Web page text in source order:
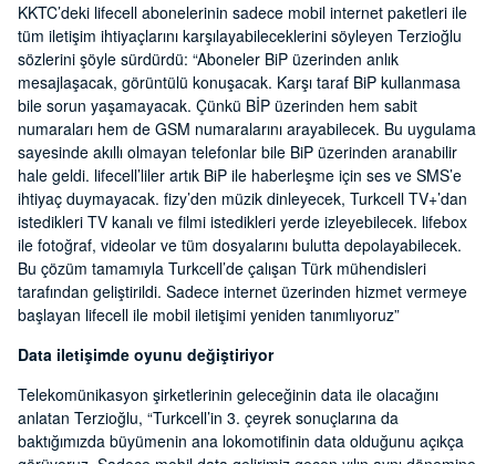
KKTC’deki lifecell abonelerinin sadece mobil internet paketleri ile
tüm iletişim ihtiyaçlarını karşılayabileceklerini söyleyen Terzioğlu
sözlerini şöyle sürdürdü: “Aboneler BiP üzerinden anlık
mesajlaşacak, görüntülü konuşacak. Karşı taraf BiP kullanmasa
bile sorun yaşamayacak. Çünkü BİP üzerinden hem sabit
numaraları hem de GSM numaralarını arayabilecek. Bu uygulama
sayesinde akıllı olmayan telefonlar bile BiP üzerinden aranabilir
hale geldi. lifecell’liler artık BiP ile haberleşme için ses ve SMS’e
ihtiyaç duymayacak. fizy’den müzik dinleyecek, Turkcell TV+’dan
istedikleri TV kanalı ve filmi istedikleri yerde izleyebilecek. lifebox
ile fotoğraf, videolar ve tüm dosyalarını bulutta depolayabilecek.
Bu çözüm tamamıyla Turkcell’de çalışan Türk mühendisleri
tarafından geliştirildi. Sadece internet üzerinden hizmet vermeye
başlayan lifecell ile mobil iletişimi yeniden tanımlıyoruz”
Data iletişimde oyunu değiştiriyor
Telekomünikasyon şirketlerinin geleceğinin data ile olacağını
anlatan Terzioğlu, “Turkcell’in 3. çeyrek sonuçlarına da
baktığımızda büyümenin ana lokomotifinin data olduğunu açıkça